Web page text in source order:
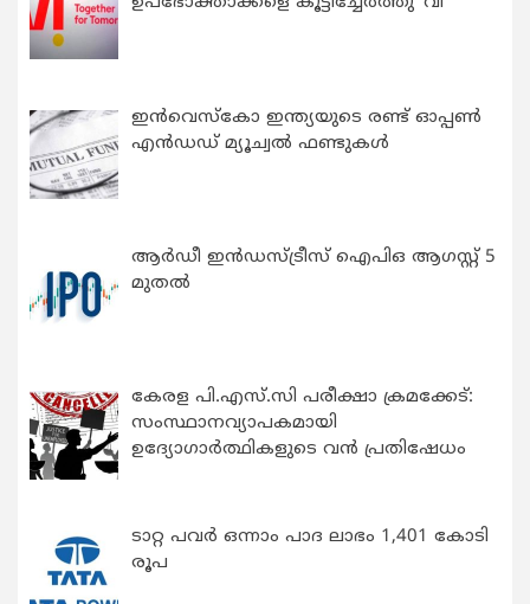
ഇന്‍വെസ്കോ ഇന്ത്യയുടെ രണ്ട് ഓപ്പണ്‍
എന്‍ഡഡ് മ്യൂച്വല്‍ ഫണ്ടുകള്‍
ആർഡീ ഇൻഡസ്ട്രീസ് ഐപിഒ ആഗസ്റ്റ് 5
മുതൽ
കേരള പി.എസ്.സി പരീക്ഷാ ക്രമക്കേട്:
സംസ്ഥാനവ്യാപകമായി
ഉദ്യോഗാര്‍ത്ഥികളുടെ വന്‍ പ്രതിഷേധം
ടാറ്റ പവർ ഒന്നാം പാദ ലാഭം 1,401 കോടി
രൂപ